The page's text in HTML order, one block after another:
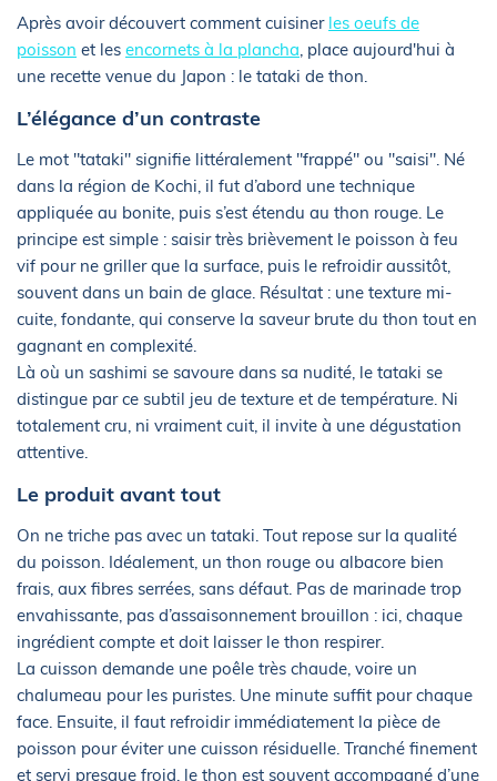
Après avoir découvert comment cuisiner les oeufs de
poisson et les encornets à la plancha, place aujourd'hui à
une recette venue du Japon : le tataki de thon.
L’élégance d’un contraste
Le mot "tataki" signifie littéralement "frappé" ou "saisi". Né
dans la région de Kochi, il fut d’abord une technique
appliquée au bonite, puis s’est étendu au thon rouge. Le
principe est simple : saisir très brièvement le poisson à feu
vif pour ne griller que la surface, puis le refroidir aussitôt,
souvent dans un bain de glace. Résultat : une texture mi-
cuite, fondante, qui conserve la saveur brute du thon tout en
gagnant en complexité.
Là où un sashimi se savoure dans sa nudité, le tataki se
distingue par ce subtil jeu de texture et de température. Ni
totalement cru, ni vraiment cuit, il invite à une dégustation
attentive.
Le produit avant tout
On ne triche pas avec un tataki. Tout repose sur la qualité
du poisson. Idéalement, un thon rouge ou albacore bien
frais, aux fibres serrées, sans défaut. Pas de marinade trop
envahissante, pas d’assaisonnement brouillon : ici, chaque
ingrédient compte et doit laisser le thon respirer.
La cuisson demande une poêle très chaude, voire un
chalumeau pour les puristes. Une minute suffit pour chaque
face. Ensuite, il faut refroidir immédiatement la pièce de
poisson pour éviter une cuisson résiduelle. Tranché finement
et servi presque froid, le thon est souvent accompagné d’une